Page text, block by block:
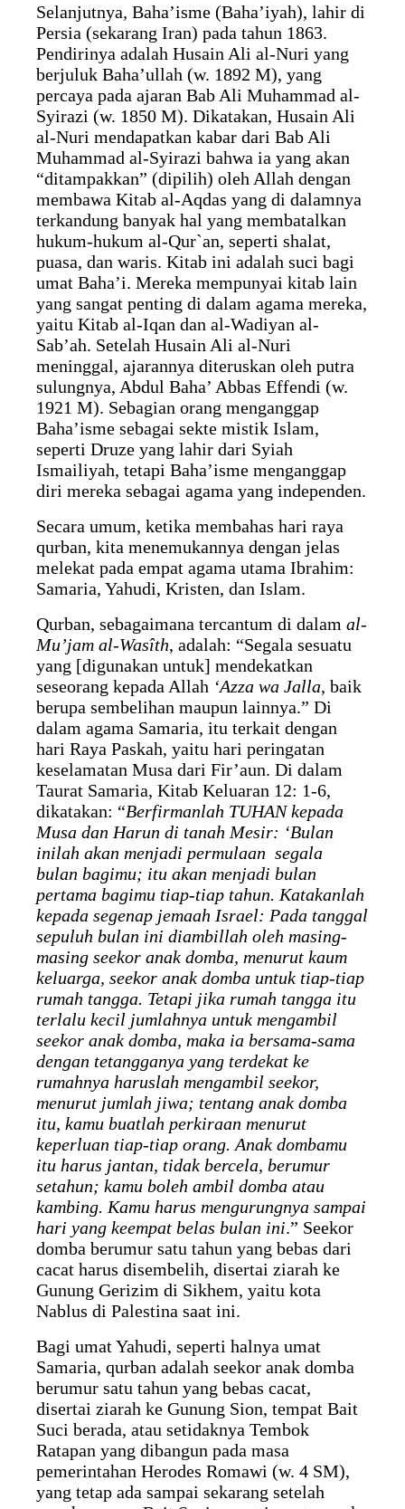
Selanjutnya, Baha’isme (Baha’iyah), lahir di
Persia (sekarang Iran) pada tahun 1863.
Pendirinya adalah Husain Ali al-Nuri yang
berjuluk Baha’ullah (w. 1892 M), yang
percaya pada ajaran Bab Ali Muhammad al-
Syirazi (w. 1850 M). Dikatakan, Husain Ali
al-Nuri mendapatkan kabar dari Bab Ali
Muhammad al-Syirazi bahwa ia yang akan
“ditampakkan” (dipilih) oleh Allah dengan
membawa Kitab al-Aqdas yang di dalamnya
terkandung banyak hal yang membatalkan
hukum-hukum al-Qur`an, seperti shalat,
puasa, dan waris. Kitab ini adalah suci bagi
umat Baha’i. Mereka mempunyai kitab lain
yang sangat penting di dalam agama mereka,
yaitu Kitab al-Iqan dan al-Wadiyan al-
Sab’ah. Setelah Husain Ali al-Nuri
meninggal, ajarannya diteruskan oleh putra
sulungnya, Abdul Baha’ Abbas Effendi (w.
1921 M). Sebagian orang menganggap
Baha’isme sebagai sekte mistik Islam,
seperti Druze yang lahir dari Syiah
Ismailiyah, tetapi Baha’isme menganggap
diri mereka sebagai agama yang independen.
Secara umum, ketika membahas hari raya
qurban, kita menemukannya dengan jelas
melekat pada empat agama utama Ibrahim:
Samaria, Yahudi, Kristen, dan Islam.
Qurban, sebagaimana tercantum di dalamal-
Mu’jam al-Wasîth, adalah: “Segala sesuatu
yang [digunakan untuk] mendekatkan
seseorang kepada Allah ‘Azza wa Jalla, baik
berupa sembelihan maupun lainnya.” Di
dalam agama Samaria, itu terkait dengan
hari Raya Paskah, yaitu hari peringatan
keselamatan Musa dari Fir’aun. Di dalam
Taurat Samaria, Kitab Keluaran 12: 1-6,
dikatakan: “Berfirmanlah TUHAN kepada
Musa dan Harun di tanah Mesir: ‘Bulan
inilah akan menjadi permulaan segala
bulan bagimu; itu akan menjadi bulan
pertama bagimu tiap-tiap tahun. Katakanlah
kepada segenap jemaah Israel: Pada tanggal
sepuluh bulan ini diambillah oleh masing-
masing seekor anak domba, menurut kaum
keluarga, seekor anak domba untuk tiap-tiap
rumah tangga. Tetapi jika rumah tangga itu
terlalu kecil jumlahnya untuk mengambil
seekor anak domba, maka ia bersama-sama
dengan tetangganya yang terdekat ke
rumahnya haruslah mengambil seekor,
menurut jumlah jiwa; tentang anak domba
itu, kamu buatlah perkiraan menurut
keperluan tiap-tiap orang. Anak dombamu
itu harus jantan, tidak bercela, berumur
setahun; kamu boleh ambil domba atau
kambing. Kamu harus mengurungnya sampai
hari yang keempat belas bulan ini.” Seekor
domba berumur satu tahun yang bebas dari
cacat harus disembelih, disertai ziarah ke
Gunung Gerizim di Sikhem, yaitu kota
Nablus di Palestina saat ini.
Bagi umat Yahudi, seperti halnya umat
Samaria, qurban adalah seekor anak domba
berumur satu tahun yang bebas cacat,
disertai ziarah ke Gunung Sion, tempat Bait
Suci berada, atau setidaknya Tembok
Ratapan yang dibangun pada masa
pemerintahan Herodes Romawi (w. 4 SM),
yang tetap ada sampai sekarang setelah